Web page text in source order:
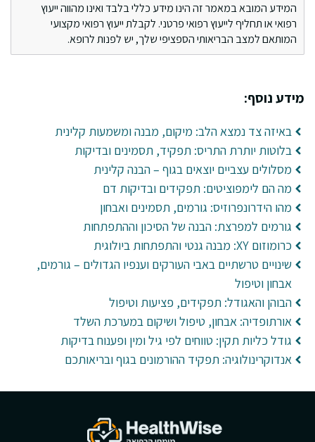
המידע המובא במאמר זה הינו מידע כללי בלבד ואינו מהווה ייעוץ
רפואי או תחליף לייעוץ רפואי פרטני. לקבלת ייעוץ רפואי מקצועי
המותאם למצב הבריאותי הספציפי שלך, יש לפנות לרופא.
מידע נוסף:
באיזה צד נמצא הלב: מיקום, מבנה ומשמעות קלינית
בלוטות יותרת התריס: תפקיד, תסמינים ובדיקות
מסלולים עצביים יוצאים בגוף – הבנה קלינית
מה הם לימפוציטים: תפקידים ובדיקות דם
מהו הידרונפרוזיס: גורמים, תסמינים ואבחון
גורמים למפרצת: הבנה של הסיכון וההתפתחות
כרומוזום XY: מבנה גנטי והתפתחות ביולוגית
שינויים טרשתיים באבי העורקים וענפיו הגדולים – גורמים,
אבחון וטיפול
הבוהן והאגודל: תפקידים, פציעות וטיפול
אורתופדיה: אבחון, טיפול ושיקום במערכת השלד
גודל כליות תקין: טווחים לפי גיל ומין ופענוח בדיקות
אנדוקרינולוגיה: תפקיד ההורמונים בגוף ובריאותכם